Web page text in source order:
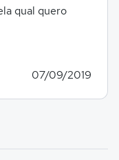
07/09/2019
qual quero